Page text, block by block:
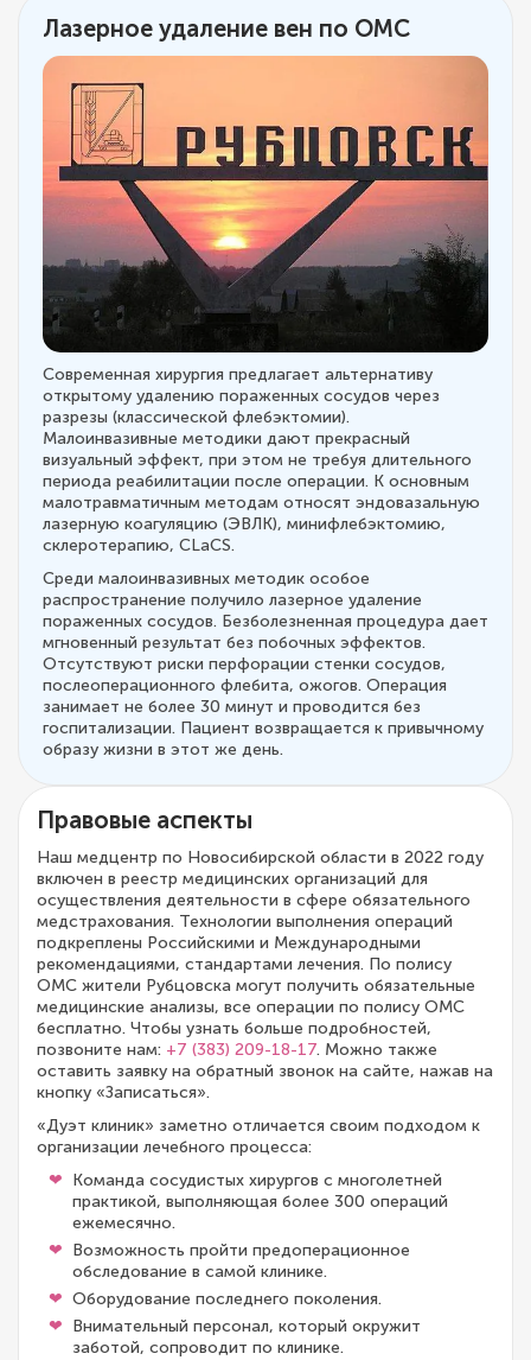
Лазерное удаление вен по ОМС
Современная хирургия предлагает альтернативу
открытому удалению пораженных сосудов через
разрезы (классической флебэктомии).
Малоинвазивные методики дают прекрасный
визуальный эффект, при этом не требуя длительного
периода реабилитации после операции. К основным
малотравматичным методам относят эндовазальную
лазерную коагуляцию (ЭВЛК), минифлебэктомию,
склеротерапию, CLaCS.
Среди малоинвазивных методик особое
распространение получило лазерное удаление
пораженных сосудов. Безболезненная процедура дает
мгновенный результат без побочных эффектов.
Отсутствуют риски перфорации стенки сосудов,
послеоперационного флебита, ожогов. Операция
занимает не более 30 минут и проводится без
госпитализации. Пациент возвращается к привычному
образу жизни в этот же день.
Правовые аспекты
Наш медцентр по Новосибирской области в 2022 году
включен в реестр медицинских организаций для
осуществления деятельности в сфере обязательного
медстрахования. Технологии выполнения операций
подкреплены Российскими и Международными
рекомендациями, стандартами лечения. По полису
ОМС жители Рубцовска могут получить обязательные
медицинские анализы, все операции по полису ОМС
бесплатно. Чтобы узнать больше подробностей,
позвоните нам: +7 (383) 209-18-17. Можно также
оставить заявку на обратный звонок на сайте, нажав на
кнопку «Записаться».
«Дуэт клиник» заметно отличается своим подходом к
организации лечебного процесса:
Команда сосудистых хирургов с многолетней
практикой, выполняющая более 300 операций
ежемесячно.
Возможность пройти предоперационное
обследование в самой клинике.
Оборудование последнего поколения.
Внимательный персонал, который окружит
заботой, сопроводит по клинике.